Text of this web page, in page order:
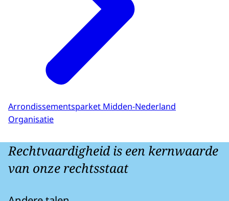
Arrondissementsparket Midden-Nederland
Organisatie
Rechtvaardigheid is een kernwaarde
van onze rechtsstaat